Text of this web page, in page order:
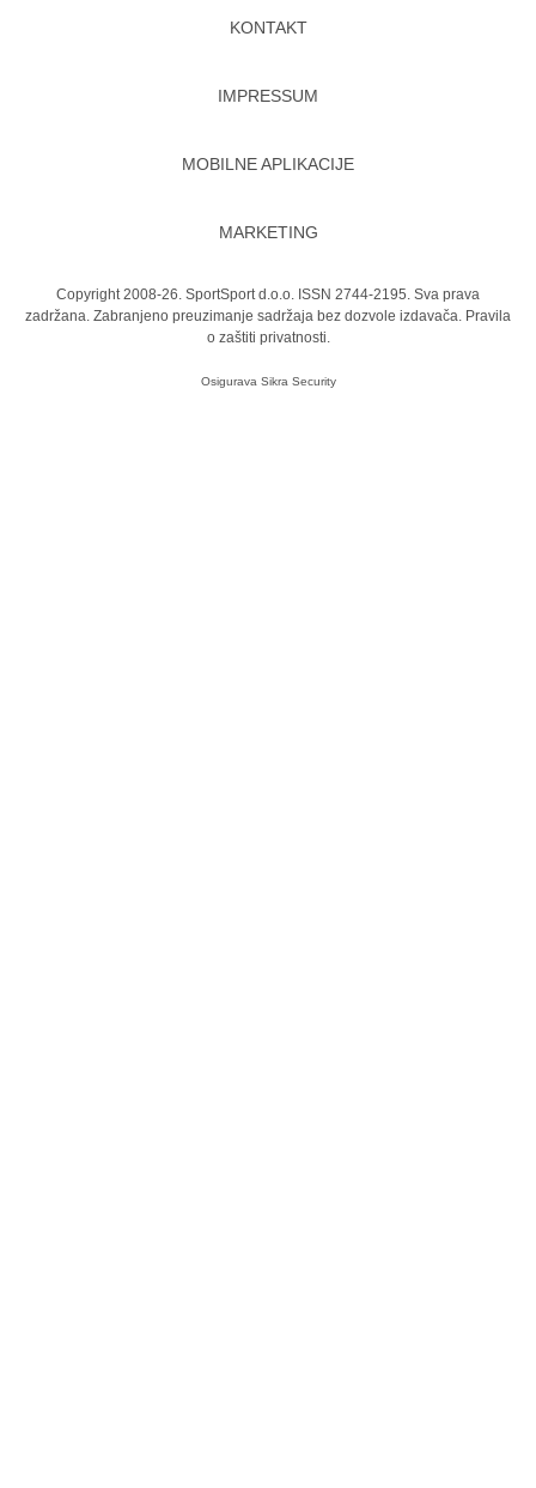
KONTAKT
IMPRESSUM
MOBILNE APLIKACIJE
MARKETING
Copyright 2008-26. SportSport d.o.o. ISSN 2744-2195. Sva prava
zadržana. Zabranjeno preuzimanje sadržaja bez dozvole izdavača. Pravila
o zaštiti privatnosti.
Osigurava Sikra Security